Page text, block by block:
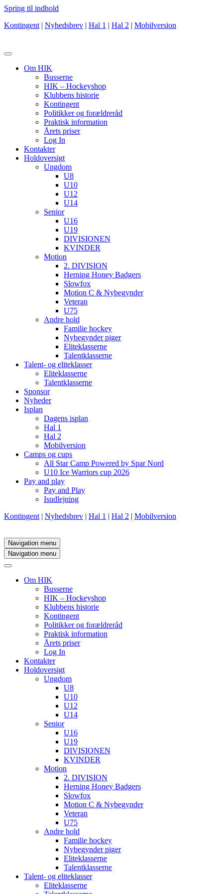
Spring til indhold
Kontingent | Nyhedsbrev | Hal 1 | Hal 2 | Mobilversion
Om HIK
Busserne
HIK – Hockeyshop
Klubbens historie
Kontingent
Politikker og forældreråd
Praktisk information
Årets priser
Log In
Kontakter
Holdoversigt
Ungdom
U8
U10
U12
U14
Senior
U16
U19
DIVISIONEN
KVINDER
Motion
2. DIVISION
Herning Honey Badgers
Slowfox
Motion C & Nybegynder
Veteran
U75
Andre hold
Familie hockey
Nybegynder piger
Eliteklasserne
Talentklasserne
Talent- og eliteklasser
Eliteklasserne
Talentklasserne
Sponsor
Nyheder
Isplan
Dagens isplan
Hal 1
Hal 2
Mobilversion
Camps og cups
All Star Camp Powered by Spar Nord
U10 Ice Warriors cup 2026
Pay and play
Pay and Play
Isudlejning
Kontingent | Nyhedsbrev | Hal 1 | Hal 2 | Mobilversion
Navigation menu
Navigation menu
Om HIK
Busserne
HIK – Hockeyshop
Klubbens historie
Kontingent
Politikker og forældreråd
Praktisk information
Årets priser
Log In
Kontakter
Holdoversigt
Ungdom
U8
U10
U12
U14
Senior
U16
U19
DIVISIONEN
KVINDER
Motion
2. DIVISION
Herning Honey Badgers
Slowfox
Motion C & Nybegynder
Veteran
U75
Andre hold
Familie hockey
Nybegynder piger
Eliteklasserne
Talentklasserne
Talent- og eliteklasser
Eliteklasserne